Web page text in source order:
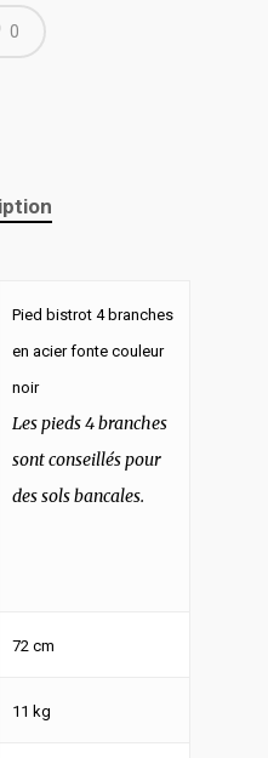
0
Pied bistrot 4 branches
en acier fonte couleur
noir
Les pieds 4 branches
sont conseillés pour
des sols bancales.
72 cm
11 kg